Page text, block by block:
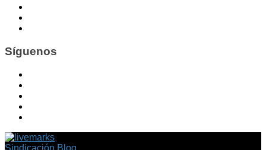
Síguenos
Sindicación Blog